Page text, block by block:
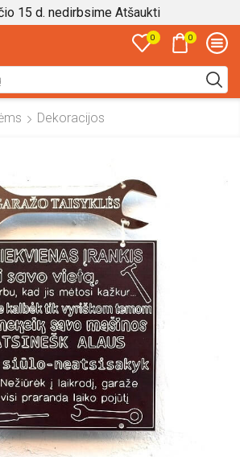
15 d. nedirbsime Atšaukti
0 0
input
Dekoracijos